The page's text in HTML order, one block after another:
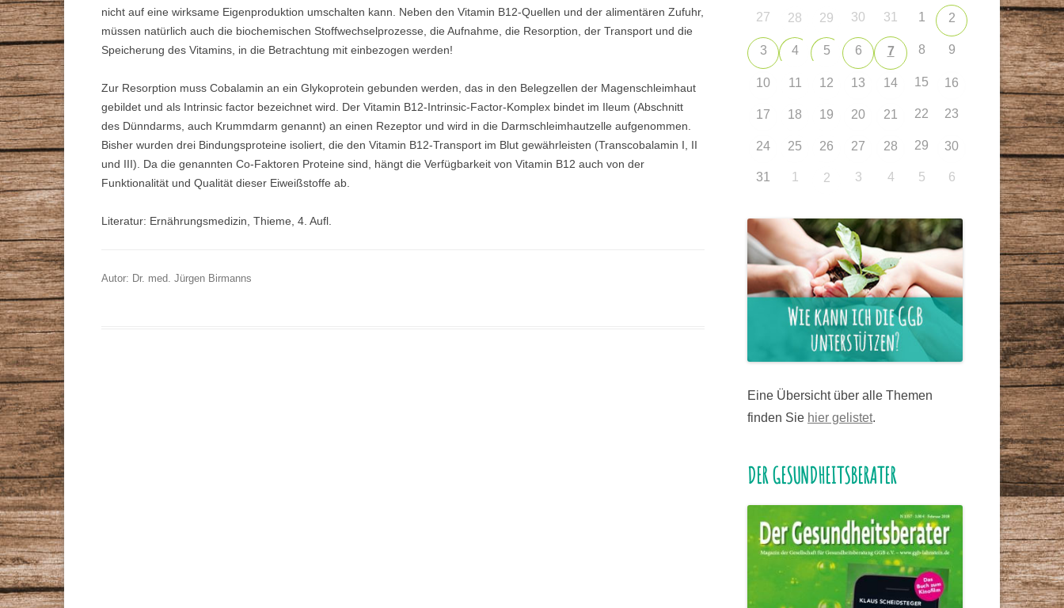
nicht auf eine wirksame Eigenproduktion umschalten kann. Neben den Vitamin B12-Quellen und der alimentären Zufuhr,
müssen natürlich auch die biochemischen Stoffwechselprozesse, die Aufnahme, die Resorption, der Transport und die
Speicherung des Vitamins, in die Betrachtung mit einbezogen werden!
Zur Resorption muss Cobalamin an ein Glykoprotein gebunden werden, das in den Belegzellen der Magenschleimhaut
gebildet und als Intrinsic factor bezeichnet wird. Der Vitamin B12-Intrinsic-Factor-Komplex bindet im Ileum (Abschnitt
des Dünndarms, auch Krummdarm genannt) an einen Rezeptor und wird in die Darmschleimhautzelle aufgenommen.
Bisher wurden drei Bindungsproteine isoliert, die den Vitamin B12-Transport im Blut gewährleisten (Transcobalamin I, II
und III). Da die genannten Co-Faktoren Proteine sind, hängt die Verfügbarkeit von Vitamin B12 auch von der
Funktionalität und Qualität dieser Eiweißstoffe ab.
Literatur: Ernährungsmedizin, Thieme, 4. Aufl.
Autor: Dr. med. Jürgen Birmanns
27 28 29 30 31 1 2
3 4 5 6 7 8 9
10 11 12 13 14 15 16
17 18 19 20 21 22 23
24 25 26 27 28 29 30
31 1 2 3 4 5 6
Eine Übersicht über alle Themen
finden Sie hier gelistet.
DER GESUNDHEITSBERATER